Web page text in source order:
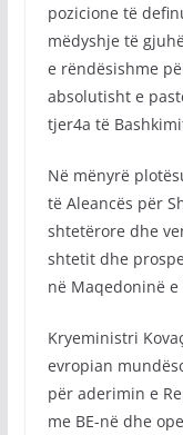
pozicione të
mëdyshje të
e rëndësishme
absolutisht e
tjer4a të
Në mënyrë
të Aleancës për
shtetërore dhe
shtetit dhe
në Maqedoninë e
Kryeministri
evropian
për aderimin e
me BE-në dhe